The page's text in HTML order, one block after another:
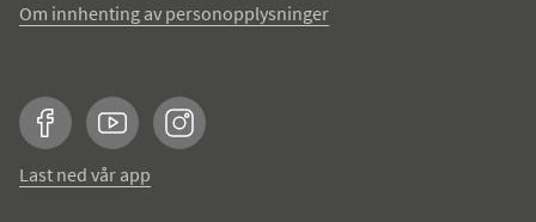
Om innhenting av personopplysninger
FacebookYouTubeInstagram
Last ned vår app